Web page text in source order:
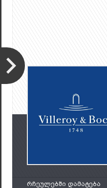
რჩეულებში დამატება